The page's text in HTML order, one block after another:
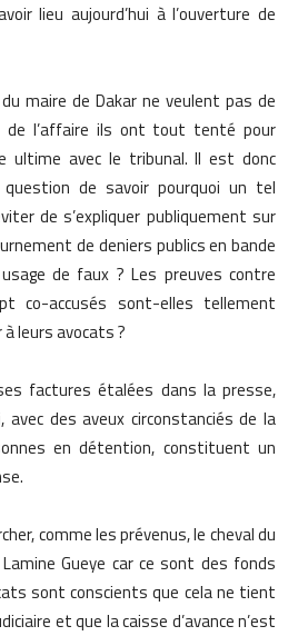
lieu aujourd’hui à l’ouverture de
maire de Dakar ne veulent pas de
de l’affaire ils ont tout tenté pour
ultime avec le tribunal. Il est donc
de savoir pourquoi un tel
de s’expliquer publiquement sur
de deniers publics en bande
de faux ? Les preuves contre
co-accusés sont-elles tellement
leurs avocats ?
factures étalées dans la presse,
avec des aveux circonstanciés de la
en détention, constituent un
comme les prévenus, le cheval du
Gueye car ce sont des fonds
sont conscients que cela ne tient
et que la caisse d’avance n’est